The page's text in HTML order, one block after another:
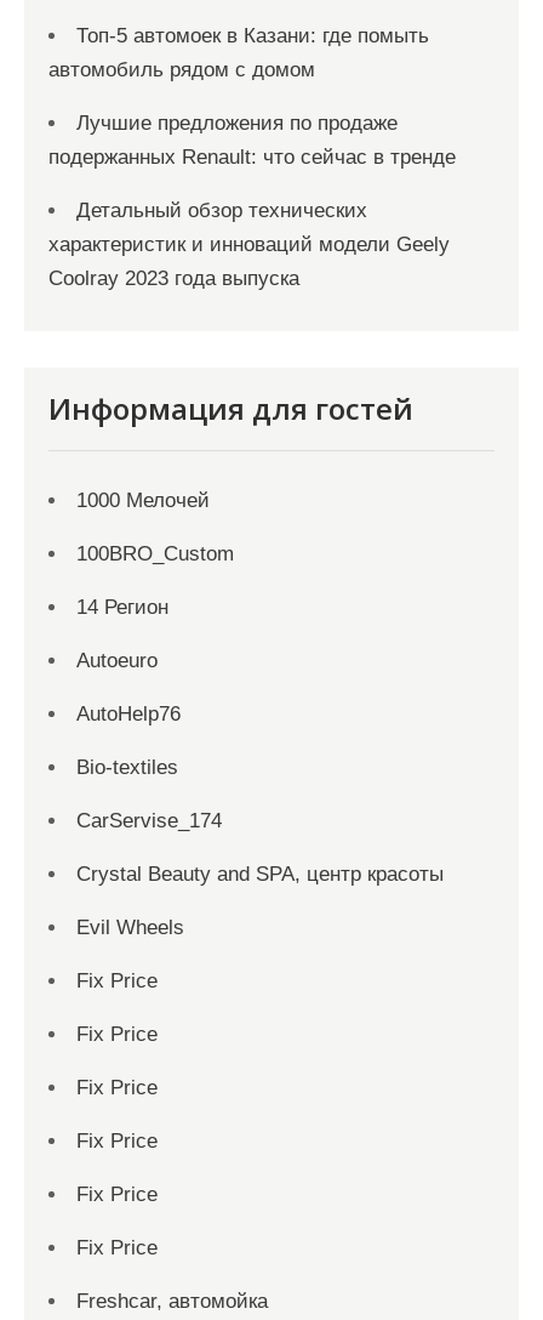
Топ-5 автомоек в Казани: где помыть
автомобиль рядом с домом
Лучшие предложения по продаже
подержанных Renault: что сейчас в тренде
Детальный обзор технических
характеристик и инноваций модели Geely
Coolray 2023 года выпуска
Информация для гостей
1000 Мелочей
100BRO_Custom
14 Регион
Autoeuro
AutoHelp76
Bio-textiles
CarServise_174
Crystal Beauty and SPA, центр красоты
Evil Wheels
Fix Price
Fix Price
Fix Price
Fix Price
Fix Price
Fix Price
Freshcar, автомойка